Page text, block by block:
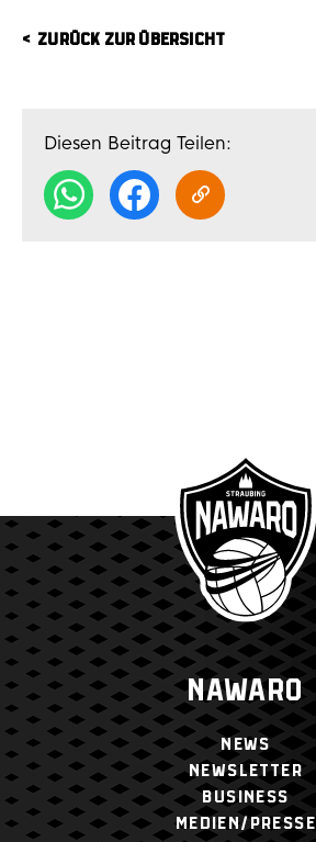
ZURÜCK ZUR ÜBERSICHT
Diesen Beitrag Teilen:
NAWARO
NEWS
NEWSLETTER
BUSINESS
MEDIEN/PRESSE